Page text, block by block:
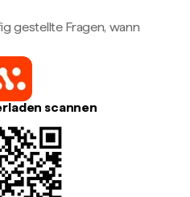
gestellte Fragen, wann
scannen